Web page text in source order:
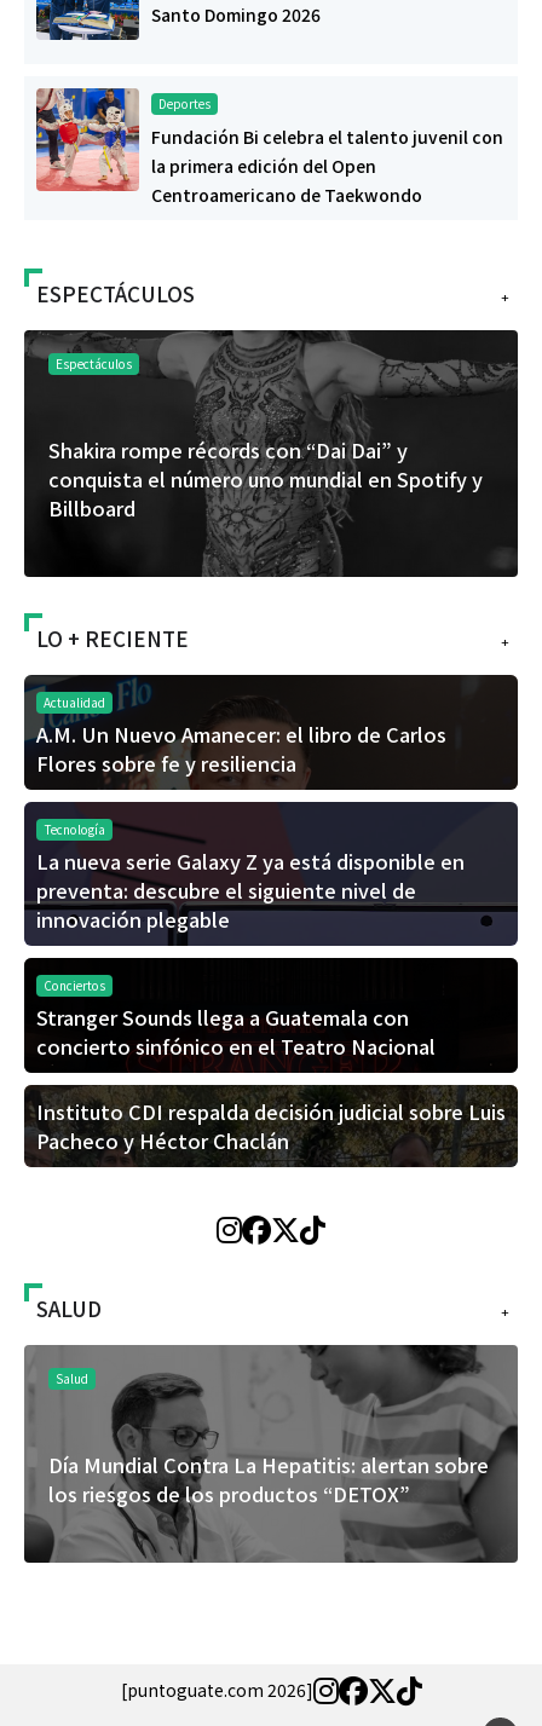
Santo Domingo 2026
Deportes
Fundación Bi celebra el talento juvenil con
la primera edición del Open
Centroamericano de Taekwondo
+
ESPECTÁCULOS
Espectáculos
Shakira rompe récords con “Dai Dai” y
conquista el número uno mundial en Spotify y
Billboard
+
LO + RECIENTE
Actualidad
A.M. Un Nuevo Amanecer: el libro de Carlos
Flores sobre fe y resiliencia
Tecnología
La nueva serie Galaxy Z ya está disponible en
preventa: descubre el siguiente nivel de
innovación plegable
Conciertos
Stranger Sounds llega a Guatemala con
concierto sinfónico en el Teatro Nacional
Instituto CDI respalda decisión judicial sobre Luis
Pacheco y Héctor Chaclán
+
SALUD
Salud
Día Mundial Contra La Hepatitis: alertan sobre
los riesgos de los productos “DETOX”
[puntoguate.com 2026]